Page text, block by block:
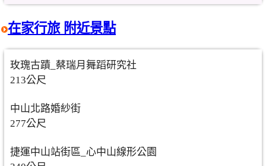
在家行旅 附近景點
玫瑰古蹟_蔡瑞月舞蹈研究社
213公尺
中山北路婚紗街
277公尺
捷運中山站街區_心中山線形公園